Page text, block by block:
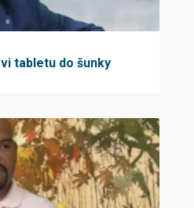
tabletu do šunky